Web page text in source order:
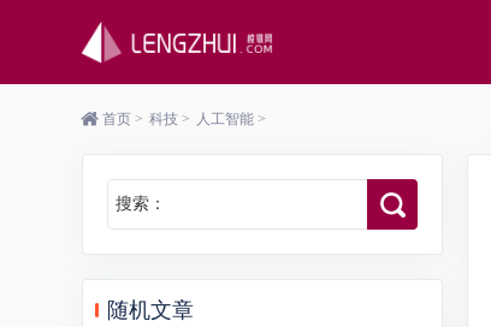
首页 > 科技 > 人工智能 >
搜索：
随机文章